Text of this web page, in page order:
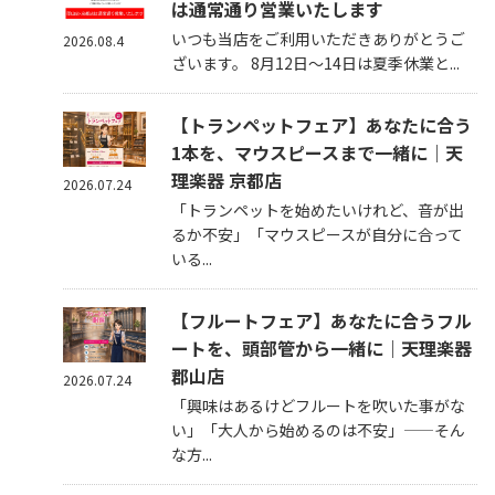
は通常通り営業いたします
いつも当店をご利用いただきありがとうご
ざいます。 8月12日～14日は夏季休業と...
2026.08.4
【トランペットフェア】あなたに合う
1本を、マウスピースまで一緒に｜天
理楽器 京都店
「トランペットを始めたいけれど、音が出
るか不安」「マウスピースが自分に合って
いる...
2026.07.24
【フルートフェア】あなたに合うフル
ートを、頭部管から一緒に｜天理楽器
郡山店
「興味はあるけどフルートを吹いた事がな
い」「大人から始めるのは不安」——そん
な方...
2026.07.24